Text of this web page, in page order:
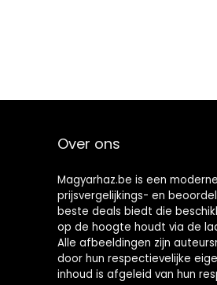
Over ons
Magyarhaz.be is een
prijsvergelijkings- en
beste deals biedt die
op de hoogte houdt via de
Alle afbeeldingen zijn
door hun respectievelijke
inhoud is afgeleid van hun